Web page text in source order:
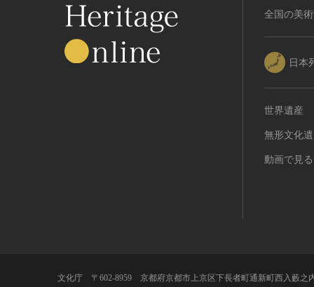
全国の美
日本
世界遺産
無形文化
動画で見
文化庁 〒602-8959 京都府京都市上京区下長者町通新町西入藪之